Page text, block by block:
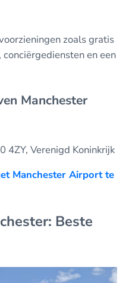
zoals gratis
en een
Manchester
4ZY, Verenigd Koninkrijk
Manchester Airport te
Beste